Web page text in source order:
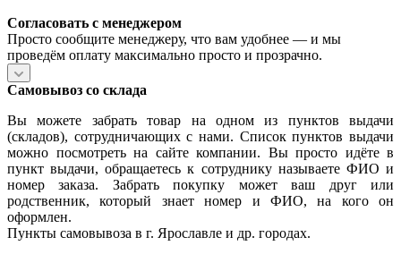
Согласовать с менеджером
Просто сообщите менеджеру, что вам удобнее — и мы
проведём оплату максимально просто и прозрачно.
Самовывоз со склада
Вы можете забрать товар на одном из пунктов выдачи
(складов), сотрудничающих с нами. Список пунктов выдачи
можно посмотреть на сайте компании. Вы просто идёте в
пункт выдачи, обращаетесь к сотруднику называете ФИО и
номер заказа. Забрать покупку может ваш друг или
родственник, который знает номер и ФИО, на кого он
оформлен.
Пункты самовывоза в г. Ярославле и др. городах.